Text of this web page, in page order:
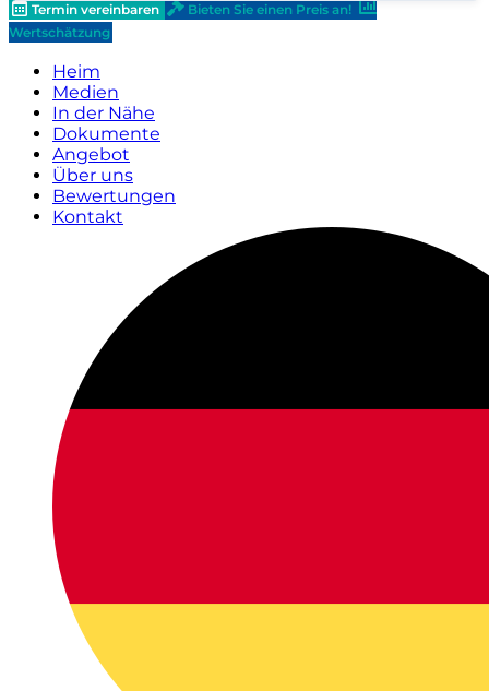
Termin vereinbaren
Bieten Sie einen Preis an!
Wertschätzung
Heim
Medien
In der Nähe
Dokumente
Angebot
Über uns
Bewertungen
Kontakt